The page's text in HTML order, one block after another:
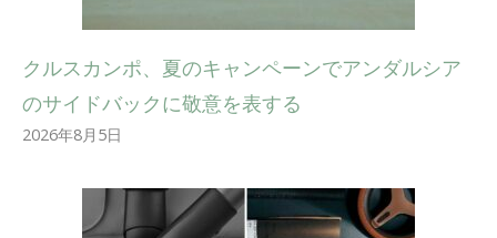
クルスカンポ、夏のキャンペーンでアンダルシア
のサイドバックに敬意を表する
2026年8月5日